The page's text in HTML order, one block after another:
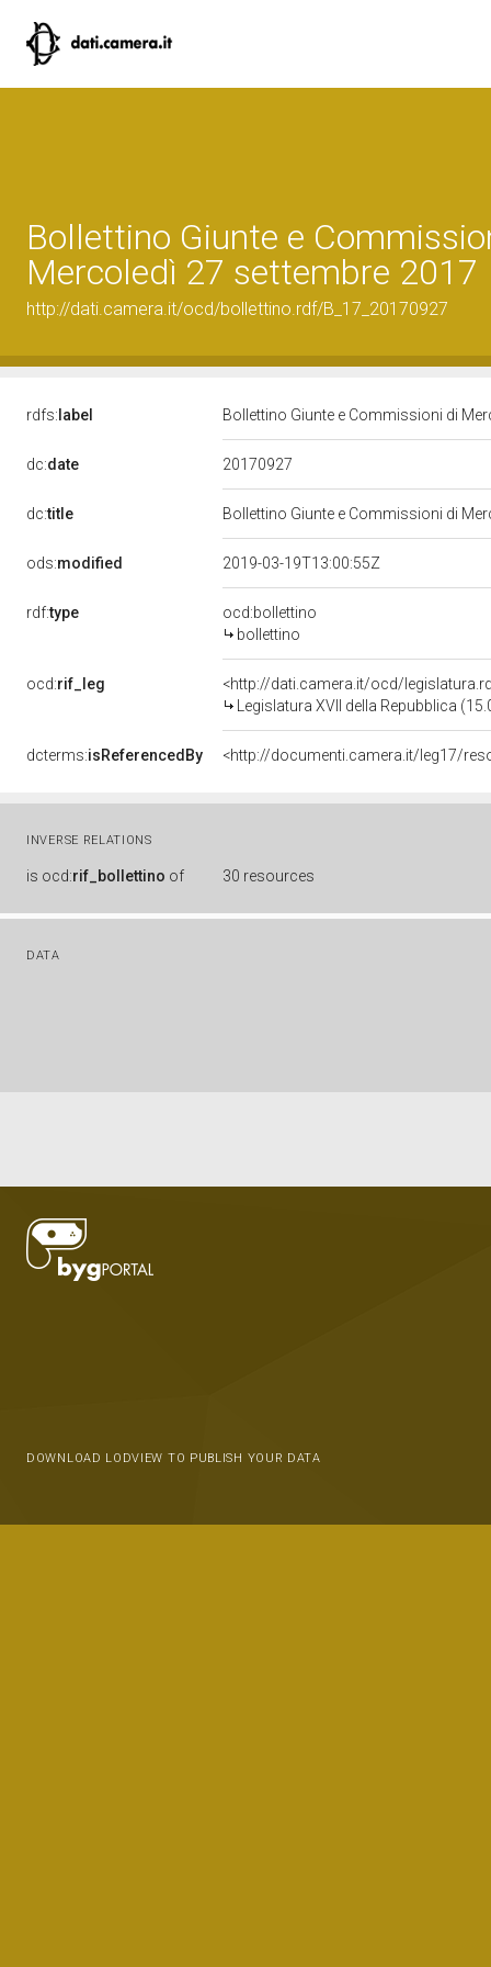
Bollettino Giunte e
Mercoledì 27 settembre 2017
http://dati.camera.it/ocd/bollettino.rdf/B_17_20170927
rdfs: label Bollettino Giunte e Commissioni di
dc:date 20170927
dc:title Bollettino Giunte e Commissioni di
ods:modified 2019-03-19T13:00:55Z
rdf:type
ocd:bollettino
bollettino
ocd:rif_leg
<http://dati.camera.it/ocd/
Legislatura XVII della Repubblica
dcterms:isReferencedBy
INVERSE RELATIONS
is ocd:rif_bollettino of 30 resources
DATA
DOWNLOAD LODVIEW TO PUBLISH YOUR DATA